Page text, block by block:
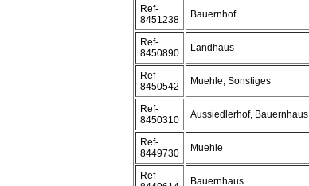
Ref-
8451238
Bauernhof
Ref-
8450890
Landhaus
Ref-
8450542
Muehle, Sonstiges
Ref-
8450310
Aussiedlerhof,
Ref-
8449730
Muehle
Ref-
Bauernhaus